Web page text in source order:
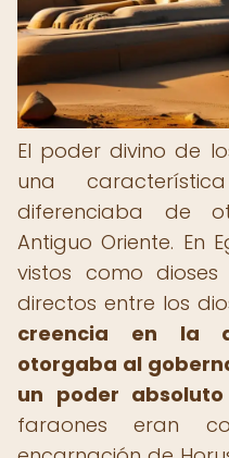
El poder divino de
una
diferenciaba de
Antiguo Oriente. En
vistos como dioses
directos entre los
creencia en la
otorgaba al
un poder
faraones eran